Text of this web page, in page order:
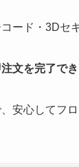
ード・3Dセ
文を完了でき
安心してフ